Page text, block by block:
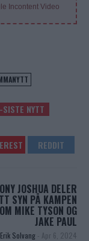
Incontent Video
SISTE NYTT
JOSHUA DELER
SYN PÅ KAMPEN
MIKE TYSON OG
JAKE PAUL
Erik Solvang - Apr 6, 2024